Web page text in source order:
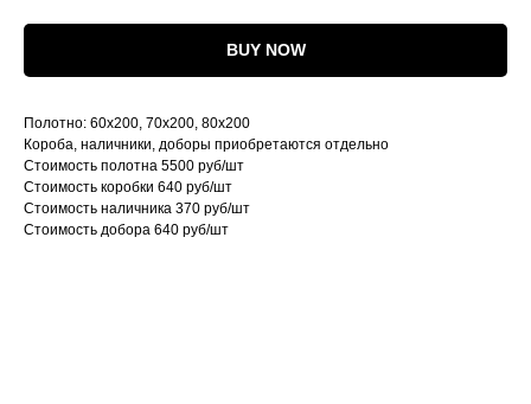
BUY NOW
Полотно: 60х200, 70х200, 80х200
Короба, наличники, доборы приобретаются отдельно
Стоимость полотна 5500 руб/шт
Cтоимость коробки 640 руб/шт
Стоимость наличника 370 руб/шт
Стоимость добора 640 руб/шт